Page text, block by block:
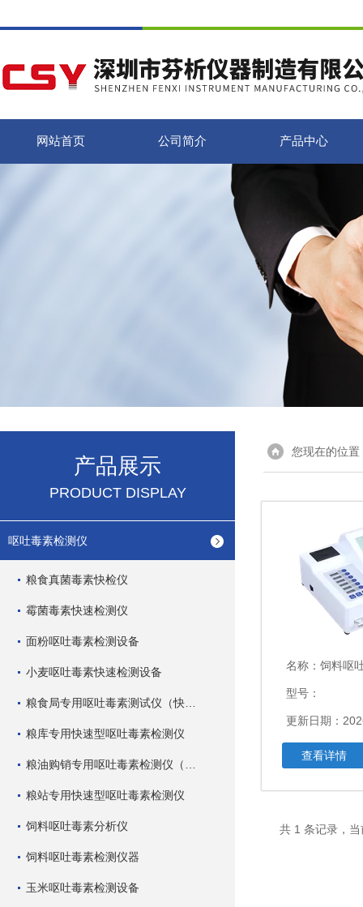
网站首页 公司简介 产品中心
产品展示
PRODUCT DISPLAY
呕吐毒素检测仪
粮食真菌毒素快检仪
霉菌毒素快速检测仪
面粉呕吐毒素检测设备
小麦呕吐毒素快速检测设备
粮库专用快速型呕吐毒素检测仪
粮站专用快速型呕吐毒素检测仪
饲料呕吐毒素分析仪
饲料呕吐毒素检测仪器
玉米呕吐毒素检测设备
您现在的位置
名称： 饲料呕
型号：
更新日期：
查看详情
共 1 条记录，